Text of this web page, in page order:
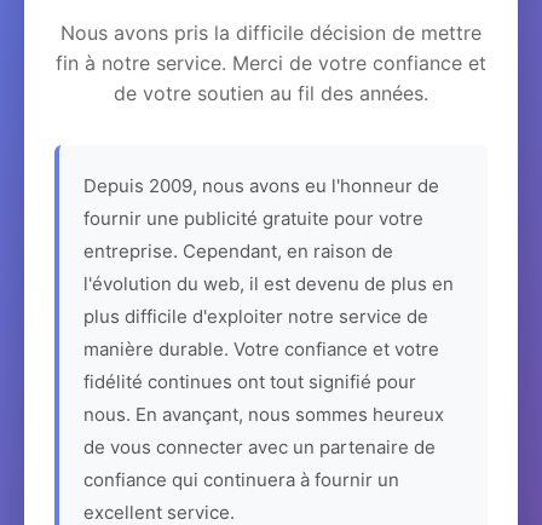
Nous avons pris la difficile décision de mettre
fin à notre service. Merci de votre confiance et
de votre soutien au fil des années.
Depuis 2009, nous avons eu l'honneur de
fournir une publicité gratuite pour votre
entreprise. Cependant, en raison de
l'évolution du web, il est devenu de plus en
plus difficile d'exploiter notre service de
manière durable. Votre confiance et votre
fidélité continues ont tout signifié pour
nous. En avançant, nous sommes heureux
de vous connecter avec un partenaire de
confiance qui continuera à fournir un
excellent service.